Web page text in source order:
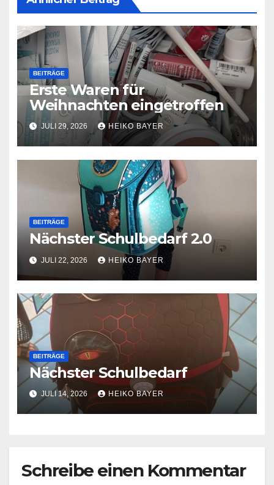
BEITRÄGE
Erste Waren für
Weihnachten eingetroffen
JULI 29, 2026 HEIKO BAYER
BEITRÄGE
Nächster Schulbedarf 2.0
JULI 22, 2026 HEIKO BAYER
BEITRÄGE
Nächster Schulbedarf
JULI 14, 2026 HEIKO BAYER
Schreibe einen Kommentar